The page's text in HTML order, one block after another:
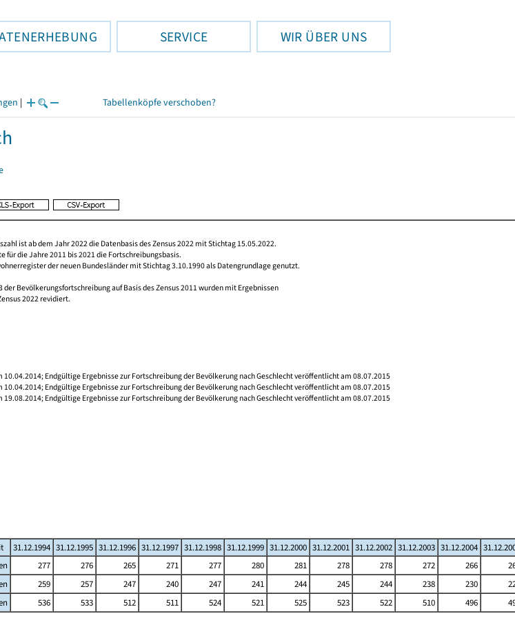
SERVICE WIR ÜBER UNS
| Tabellenköpfe verschoben?
ist ab dem Jahr 2022 die Datenbasis des Zensus 2022 mit Stichtag 15.05.2022.
für die Jahre 2011 bis 2021 die Fortschreibungsbasis.
der neuen Bundesländer mit Stichtag 3.10.1990 als Datengrundlage genutzt.
Bevölkerungsfortschreibung auf Basis des Zensus 2011 wurden mit Ergebnissen
2022 revidiert.
Endgültige Ergebnisse zur Fortschreibung der Bevölkerung nach Geschlecht veröffentlicht am 08.07.2015
Endgültige Ergebnisse zur Fortschreibung der Bevölkerung nach Geschlecht veröffentlicht am 08.07.2015
Endgültige Ergebnisse zur Fortschreibung der Bevölkerung nach Geschlecht veröffentlicht am 08.07.2015
31.12.1994 31.12.1995 31.12.1996 31.12.1997 31.12.1998 31.12.1999 31.12.2000 31.12.2001 31.12.2002 31.12.2003 31.12.2004
277 276 265 271 277 280 281 278 278 272 266
259 257 247 240 247 241 244 245 244 238 230
536 533 512 511 524 521 525 523 522 510 496